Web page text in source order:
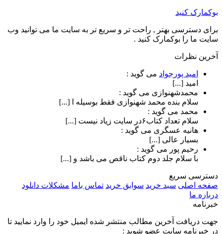
بوکمارک کنید
برای دسترسی بهتر , راحت تر و سریع تر به سایت ما می توانید وب
سایت ما را بوکمارک کنید .
آخرین نظرات
امید پورجواد می گوید :
امید [...]
محمدشهنوازی می گوید :
سلام بنده محمد شهنوازی فقط بوسیله ا [...]
محمد می گوید :
سلام تعداد کتاب۶در سایت زیاد نیست [...]
هانیه عسگری می گوید :
بسیار عالی [...]
رحیم پور می گوید :
با سلام جلد دوم کتاب ناقص می باشد و [...]
دسترسی سریع
صفحه اصلی سبد خرید سوابق خرید تماس باما مشکلات دانلود
درباره ما
خبرنامه
جهت دریافت آخرین مطالب منتشر شده ایمیل خود را وارد نمایید تا
در خبرنامه سایت عضو شوید :